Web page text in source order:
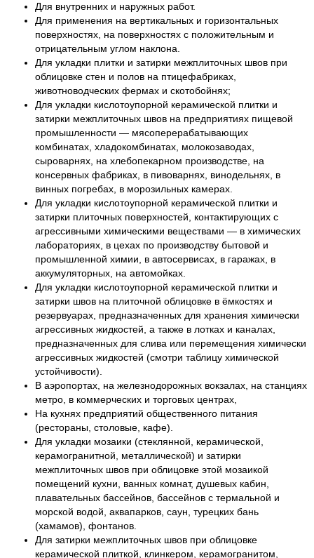
Для внутренних и наружных работ.
Для применения на вертикальных и горизонтальных
поверхностях, на поверхностях с положительным и
отрицательным углом наклона.
Для укладки плитки и затирки межплиточных швов при
облицовке стен и полов на птицефабриках,
животноводческих фермах и скотобойнях;
Для укладки кислотоупорной керамической плитки и
затирки межплиточных швов на предприятиях пищевой
промышленности — мясоперерабатывающих
комбинатах, хладокомбинатах, молокозаводах,
сыроварнях, на хлебопекарном производстве, на
консервных фабриках, в пивоварнях, винодельнях, в
винных погребах, в морозильных камерах.
Для укладки кислотоупорной керамической плитки и
затирки плиточных поверхностей, контактирующих с
агрессивными химическими веществами — в химических
лабораториях, в цехах по производству бытовой и
промышленной химии, в автосервисах, в гаражах, в
аккумуляторных, на автомойках.
Для укладки кислотоупорной керамической плитки и
затирки швов на плиточной облицовке в ёмкостях и
резервуарах, предназначенных для хранения химически
агрессивных жидкостей, а также в лотках и каналах,
предназначенных для слива или перемещения химически
агрессивных жидкостей (смотри таблицу химической
устойчивости).
В аэропортах, на железнодорожных вокзалах, на станциях
метро, в коммерческих и торговых центрах,
На кухнях предприятий общественного питания
(рестораны, столовые, кафе).
Для укладки мозаики (стеклянной, керамической,
керамогранитной, металлической) и затирки
межплиточных швов при облицовке этой мозаикой
помещений кухни, ванных комнат, душевых кабин,
плавательных бассейнов, бассейнов с термальной и
морской водой, аквапарков, саун, турецких бань
(хамамов), фонтанов.
Для затирки межплиточных швов при облицовке
керамической плиткой, клинкером, керамогранитом,